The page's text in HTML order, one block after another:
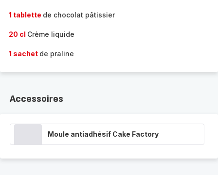
1 tablette de chocolat pâtissier
20 cl Crème liquide
1 sachet de praline
Accessoires
Moule antiadhésif Cake Factory